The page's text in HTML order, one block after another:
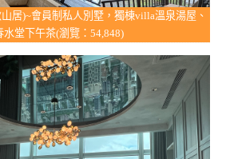
居)~會員制私人別墅，獨棟villa溫泉湯屋、
堂下午茶(瀏覽：54,848)